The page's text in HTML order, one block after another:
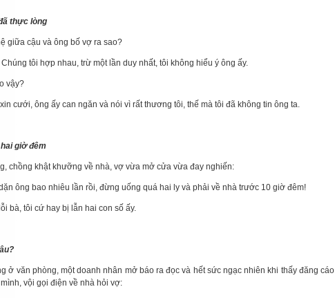
thực lòng
giữa cậu và ông bố vợ ra sao?
Chúng tôi hợp nhau, trừ một lần duy nhất, tôi không hiểu ý ông ấy.
vậy?
cưới, ông ấy can ngăn và nói vì rất thương tôi, thế mà tôi đã không tin ông ta.
giờ đêm
chồng khật khưỡng về nhà, vợ vừa mở cửa vừa đay nghiến:
ông bao nhiêu lần rồi, đừng uống quá hai ly và phải về nhà trước 10 giờ đêm!
bà, tôi cứ hay bị lẫn hai con số ấy.
ở văn phòng, một doanh nhân mở báo ra đọc và hết sức ngạc nhiên khi thấy đăng cáo
vội gọi điện về nhà hỏi vợ: